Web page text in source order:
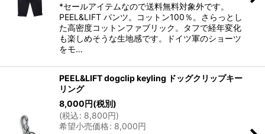
*セールアイテムなので送料無料対象外です。
PEEL&LIFT パンツ。コットン100％。さらっとし
た高密度コットンファブリック。タフで経年変化
も楽しめそうな生地感です。ドイツ軍のショーツ
をモ…
PEEL&LIFT dogclip keyling ドッグクリップキー
リング
8,000円(税別)
(税込: 8,800円)
希望小売価格: 8,000円